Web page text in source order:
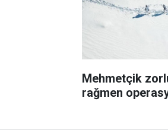
Mehmetçik
rağmen